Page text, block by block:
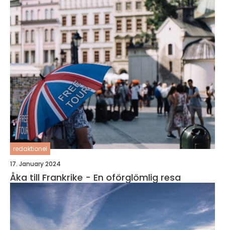
redaktionel
17. January 2024
Åka till Frankrike - En oförglömlig resa